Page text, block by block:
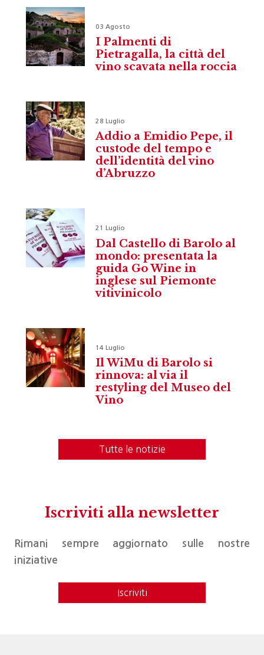
03 Agosto
I Palmenti di
Pietragalla, la città del
vino scavata nella roccia
28 Luglio
Addio a Emidio Pepe, il
custode del tempo e
dell’identità del vino
d’Abruzzo
21 Luglio
Dal Castello di Barolo al
mondo: presentata la
guida Go Wine in
inglese sul Piemonte
vitivinicolo
14 Luglio
Il WiMu di Barolo si
rinnova: al via il
restyling del Museo del
Vino
Tutte le notizie
Iscriviti alla newsletter
Rimani sempre aggiornato sulle nostre
iniziative
Iscriviti